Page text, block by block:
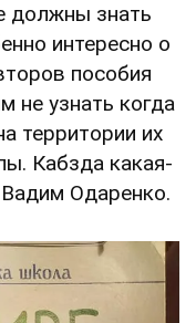
должны знать
интересно о
пособия
не узнать когда
территории их
Кабзда какая-
Одаренко.